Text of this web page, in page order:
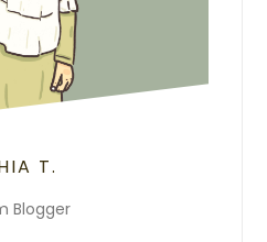
T.
Blogger